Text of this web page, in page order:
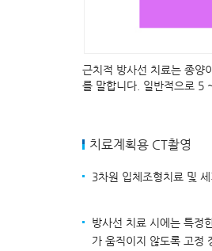
근치적 방사선 치료는 종양
를 말합니다. 일반적으로 5
치료계획용 CT촬영
3차원 입체조형치료 및
방사선 치료 시에는 특정
가 움직이지 않도록 고정